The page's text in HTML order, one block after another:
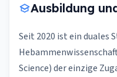
Ausbildung
Seit 2020 ist ein duales
Science) der einzige